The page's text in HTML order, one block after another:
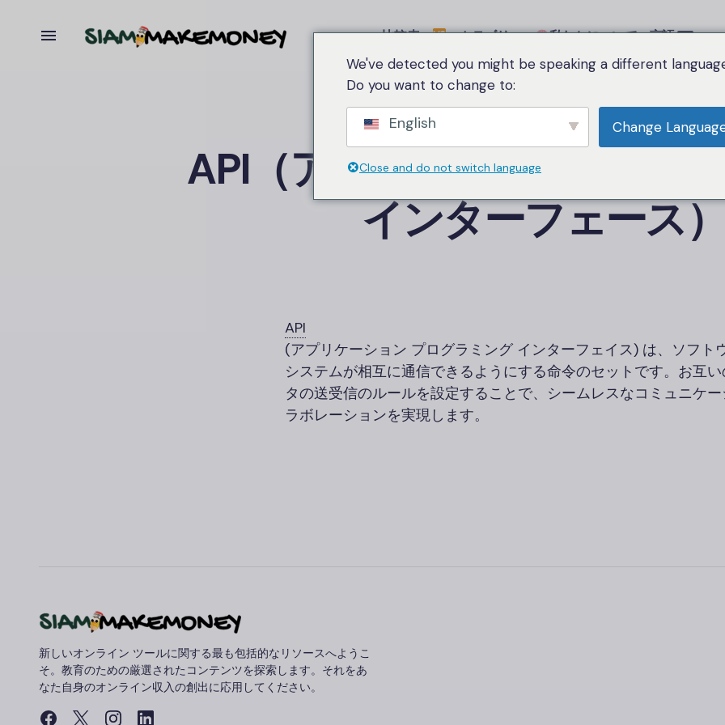
比較表 カテゴリー 私たちについて 言語
家 API（アプリケーションプログラミングインターフェース）
API（アプリケーションプロ
インターフェース
API
(アプリケーション プログラミング インターフェイス) は、ソフト
システムが相互に通信できるようにする命令のセットです。お互
タの送受信のルールを設定することで、シームレスなコミュニケー
ラボレーションを実現します。
新しいオンライン ツールに関する最も包括的なリソースへようこ
そ。教育のための厳選されたコンテンツを探索します。それをあ
なた自身のオンライン収入の創出に応用してください。
We've detected you might be speaking a different
Do you want to change to:
English Change
Close and do not switch language